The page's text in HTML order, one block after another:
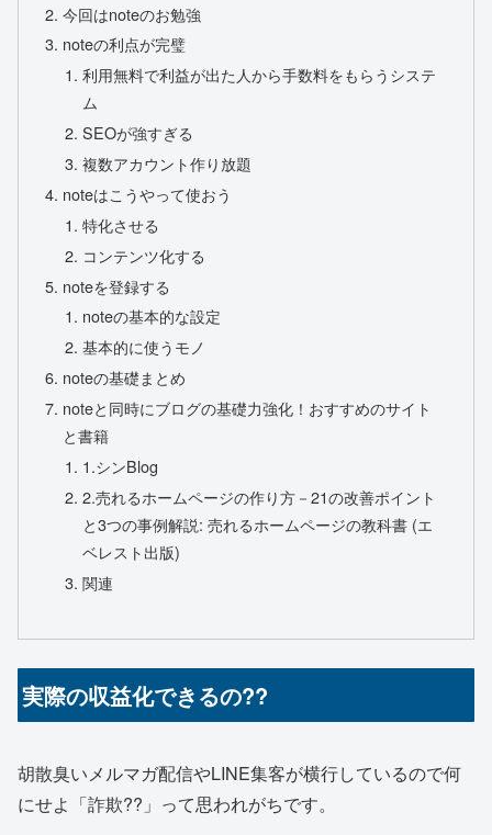
今回はnoteのお勉強
noteの利点が完璧
利用無料で利益が出た人から手数料をもらうシステ
ム
SEOが強すぎる
複数アカウント作り放題
noteはこうやって使おう
特化させる
コンテンツ化する
noteを登録する
noteの基本的な設定
基本的に使うモノ
noteの基礎まとめ
noteと同時にブログの基礎力強化！おすすめのサイト
と書籍
1.シンBlog
2.売れるホームページの作り方－21の改善ポイント
と3つの事例解説: 売れるホームページの教科書 (エ
ベレスト出版)
関連
実際の収益化できるの??
胡散臭いメルマガ配信やLINE集客が横行しているので何
にせよ「詐欺??」って思われがちです。